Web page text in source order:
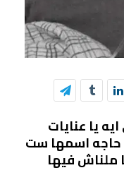
يا عنايات
حاجه اسمها ست
ملناش فيها